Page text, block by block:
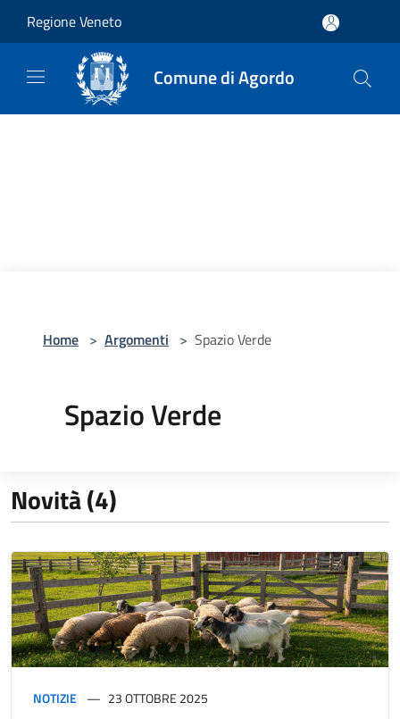
Regione Veneto
Comune di Agordo
Home > Argomenti > Spazio Verde
Spazio Verde
Novità (4)
NOTIZIE 23 OTTOBRE 2025